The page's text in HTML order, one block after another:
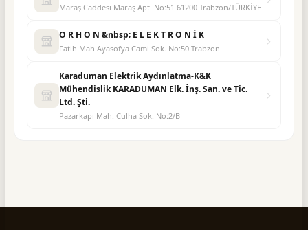
Maraş Caddesi Maraş Apt. No:51 61200 Trabzon/TÜRKİYE
O R H O N &nbsp; E L E K T R O N İ K
Fatih Mah Ayasofya Cami Sok. No:50 Trabzon
Karaduman Elektrik Aydınlatma-K&K
Mühendislik KARADUMAN Elk. İnş. San. ve Tic.
Ltd. Şti.
Pazarkapı Mah. Culha Sok. No:2/B